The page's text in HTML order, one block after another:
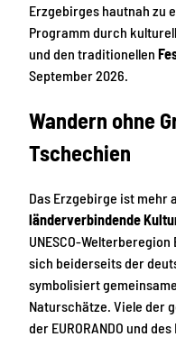
Erzgebirges hautnah zu
Programm durch
und den traditionellen
September 2026.
Wandern ohne
Tschechien
Das Erzgebirge ist mehr
länderverbindende
UNESCO-
sich beiderseits der
symbolisiert
Naturschätze. Viele der
der EURORANDO und